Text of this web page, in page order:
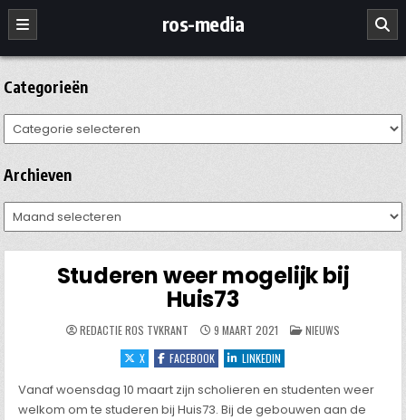
Ga
naar
de
inhoud
ros-media
Categorieën
Categorieën
Archieven
Archieven
Studeren weer mogelijk bij
Huis73
REDACTIE ROS TVKRANT 9 MAART 2021 GEPLAATST
IN
NIEUWS
X
FACEBOOK LINKEDIN
Vanaf woensdag 10 maart zijn scholieren en studenten weer
welkom om te studeren bij Huis73. Bij de gebouwen aan de